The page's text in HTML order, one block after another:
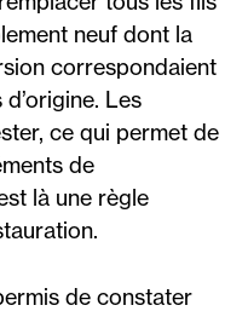
neuf dont la
correspondaient
Les
ce qui permet de
de
là une règle
de constater